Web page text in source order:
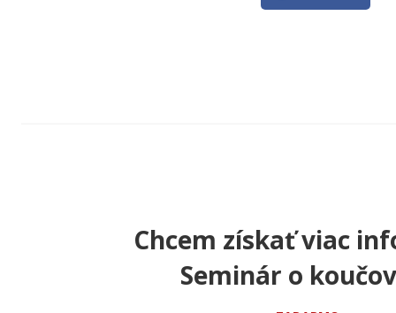
Chcem získať viac
Seminár o